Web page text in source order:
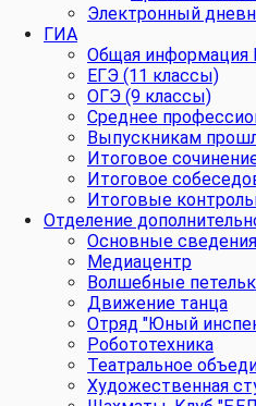
Электронный
ГИА
Общая информация
ЕГЭ (11 классы)
ОГЭ (9 классы)
Среднее
Выпускникам
Итоговое
Итоговое
Итоговые
Отделение
Основные сведения
Медиацентр
Волшебные
Движение танца
Отряд "Юный
Робототехника
Театральное
Художественная